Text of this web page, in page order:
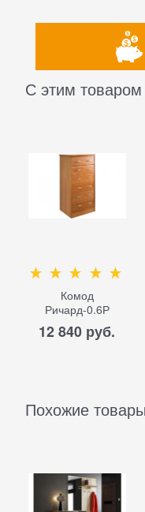
С этим
Комод
Ричард-0.6Р
12 840 руб.
Похожие товары